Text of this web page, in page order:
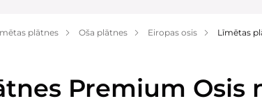
plātnes Oša plātnes Eiropas osis Līmētas
Premium Osis